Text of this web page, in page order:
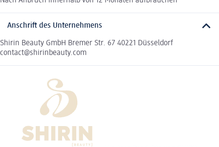
Anschrift des Unternehmens
Shirin Beauty GmbH Bremer Str. 67 40221 Düsseldorf
contact@shirinbeauty.com